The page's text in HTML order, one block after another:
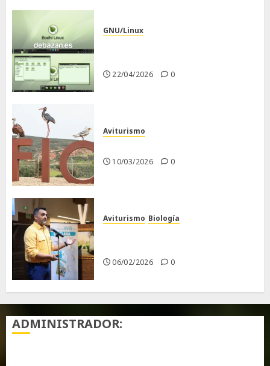
GNU/Linux
22/04/2026 0
Aviturismo
10/03/2026 0
Aviturismo Biología
06/02/2026 0
ADMINISTRADOR: